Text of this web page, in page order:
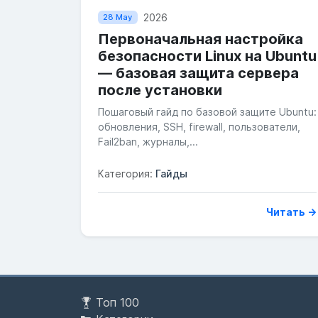
28 May 2026
Первоначальная настройка
безопасности Linux на Ubuntu
— базовая защита сервера
после установки
Пошаговый гайд по базовой защите Ubuntu:
обновления, SSH, firewall, пользователи,
Fail2ban, журналы,...
Категория: Гайды
Читать →
Топ 100